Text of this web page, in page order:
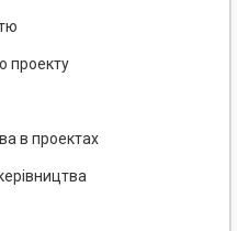
проекту
в проектах